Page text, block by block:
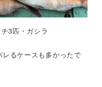
3匹・ガシラ
レるケースも多かったで